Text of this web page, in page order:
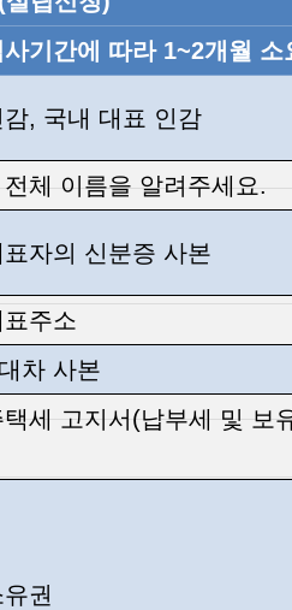
기간에 따라 1~2개월 소
, 국내 대표 인감
체 이름을 알려주세요.
자의 신분증 사본
주소
차 사본
세 고지서(납부세 및 보
권